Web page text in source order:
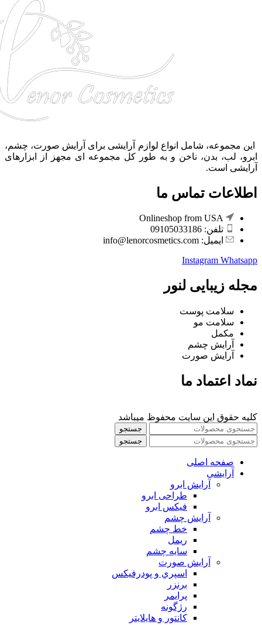
این مجموعه، شامل انواع لوازم آرایشی برای آرایش صورت، چشم،
ابرو، لب، بدن، ناخن و به طور کل مجموعه ای مجهز از ابزارهای
آرایشی است.
اطلاعات تماس ما
Onlineshop from USA
تلفن: 09105033186
ایمیل: info@lenorcosmetics.com
Instagram Whatsapp
مجله زیبایی لنور
سلامت پوست
سلامت مو
مکمل
آرایش چشم
آرایش صورت
نماد اعتماد ما
کلیه حقوق این سایت محفوظ میباشد
جستجو
جستجو
صفحه اصلی
آرایشی
آرايش ابرو
طراحی ابرو
فیکس ابرو
آرايش چشم
خط چشم
ريمل
سايه چشم
آرايش صورت
اسپري و پودرفيكس
برنزر
پرايمر
رژگونه
كانتور و هايلايتر